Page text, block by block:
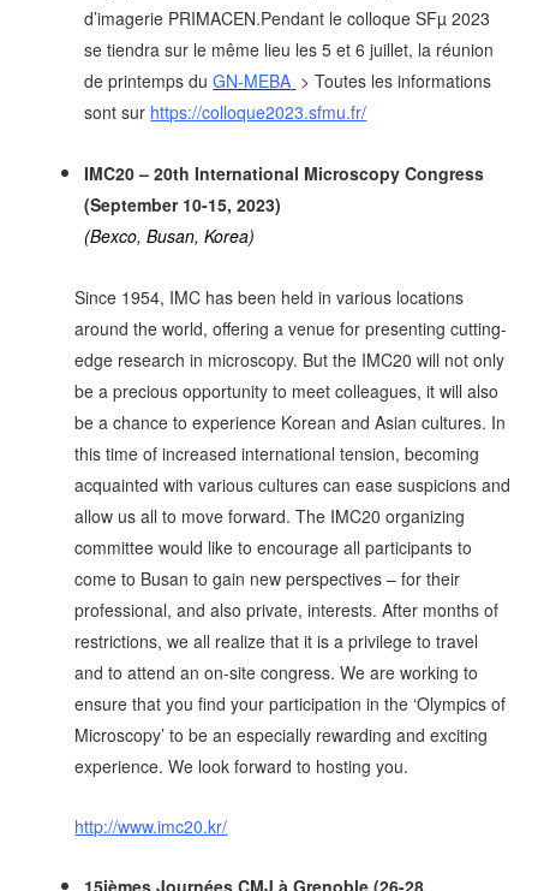
d’imagerie PRIMACEN.Pendant le colloque SFµ 2023
se tiendra sur le même lieu les 5 et 6 juillet, la réunion
de printemps duGN-MEBA > Toutes les informations
sont sur https://colloque2023.sfmu.fr/
IMC20 – 20th International Microscopy Congress
(September 10-15, 2023)
(Bexco, Busan, Korea)
Since 1954, IMC has been held in various locations
around the world, offering a venue for presenting cutting-
edge research in microscopy. But the IMC20 will not only
be a precious opportunity to meet colleagues, it will also
be a chance to experience Korean and Asian cultures. In
this time of increased international tension, becoming
acquainted with various cultures can ease suspicions and
allow us all to move forward. The IMC20 organizing
committee would like to encourage all participants to
come to Busan to gain new perspectives – for their
professional, and also private, interests.After months of
restrictions, we all realize that it is a privilege to travel
and to attend an on-site congress. We are working to
ensure that you find your participation in the ‘Olympics of
Microscopy’ to be an especially rewarding and exciting
experience.We look forward to hosting you.
http://www.imc20.kr/